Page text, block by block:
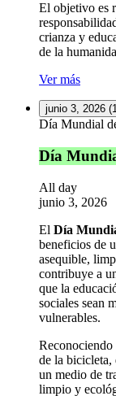
El objetivo es
crianza y
de la
Ver más
junio 3, 2026
Día Mundial
Día
All day
junio 3, 2026
El Día
beneficios de
asequible,
contribuye a
que la
sociales sean
vulnerables.
de la bicicleta,
un medio de
limpio y